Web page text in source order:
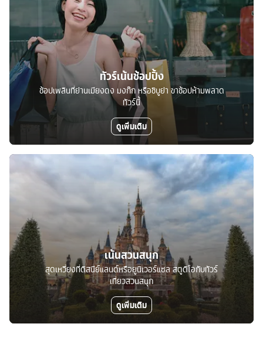
ทัวร์เน้นช้อปปิ้ง
ช้อปเพลินที่ย่านเมียงดง มงก๊ก หรือชิบูย่า ขาช้อปห้ามพลาด
ทัวร์นี้
ดูเพิ่มเติม
เน้นสวนสนุก
สุดเหวี่ยงที่ดิสนีย์แลนด์หรือยูนิเวอร์แซล สตูดิโอกับทัวร์
เที่ยวสวนสนุก
ดูเพิ่มเติม